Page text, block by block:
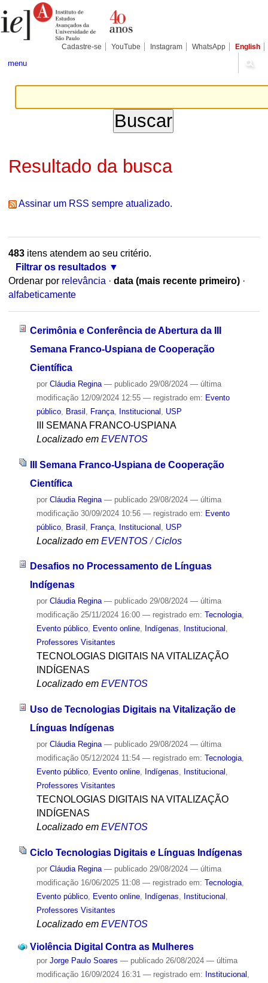
para
conteúdo.
Pessoais
Cadastre-se YouTube Instagram WhatsApp English
menu
Resultado da busca
Assinar um RSS sempre atualizado.
483itens atendem ao seu critério.
Filtrar os resultados
Ordenar por relevância · data (mais recente primeiro) ·
alfabeticamente
Cerimônia e Conferência de Abertura da III
Semana Franco-Uspiana de Cooperação
Científica
por Cláudia Regina — publicado29/08/2024 — última
modificação12/09/2024 12:55 — registrado em: Evento
público, Brasil França, Institucional USP
III SEMANA FRANCO-USPIANA
Localizado em EVENTOS
III Semana Franco-Uspiana de Cooperação
Científica
por Cláudia Regina — publicado29/08/2024 — última
modificação30/09/2024 10:56 — registrado em: Evento
público, Brasil França, Institucional USP
Localizado em EVENTOS /Ciclos
Desafios no Processamento de Línguas
Indígenas
por Cláudia Regina — publicado29/08/2024 — última
modificação25/11/2024 16:00 — registrado em: Tecnologia,
Evento público, Evento online, Indígenas, Institucional ,
Professores Visitantes
TECNOLOGIAS DIGITAIS NA VITALIZAÇÃO
INDÍGENAS
Localizado em EVENTOS
Uso de Tecnologias Digitais na Vitalização de
Línguas Indígenas
por Cláudia Regina — publicado29/08/2024 — última
modificação05/12/2024 11:54 — registrado em: Tecnologia,
Evento público, Evento online, Indígenas, Institucional ,
Professores Visitantes
TECNOLOGIAS DIGITAIS NA VITALIZAÇÃO
INDÍGENAS
Localizado em EVENTOS
Ciclo Tecnologias Digitais e Línguas Indígenas
por Cláudia Regina — publicado29/08/2024 — última
modificação16/06/2025 11:08 — registrado em: Tecnologia,
Evento público, Evento online, Indígenas Institucional
Professores Visitantes
Localizado em EVENTOS
Violência Digital Contra as Mulheres
por Jorge Paulo Soares — publicado26/08/2024 — última
modificação16/09/2024 16:31 — registrado em: Institucional ,